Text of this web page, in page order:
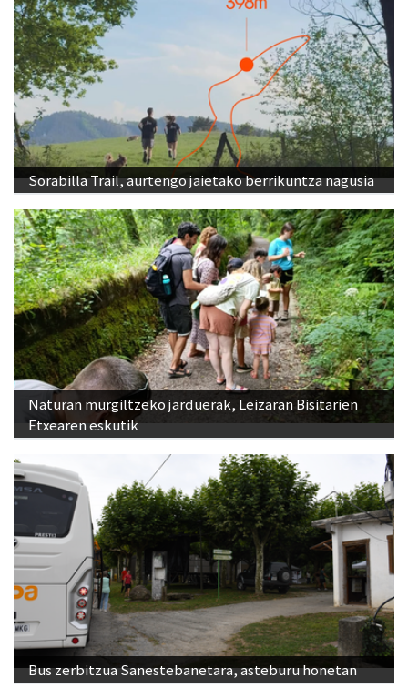
Sorabilla Trail, aurtengo jaietako berrikuntza nagusia
Naturan murgiltzeko jarduerak, Leizaran Bisitarien
Etxearen eskutik
Bus zerbitzua Sanestebanetara, asteburu honetan